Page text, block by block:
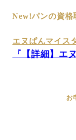
New!パンの資格
エヌぱんマイス
『【詳細】エ
お